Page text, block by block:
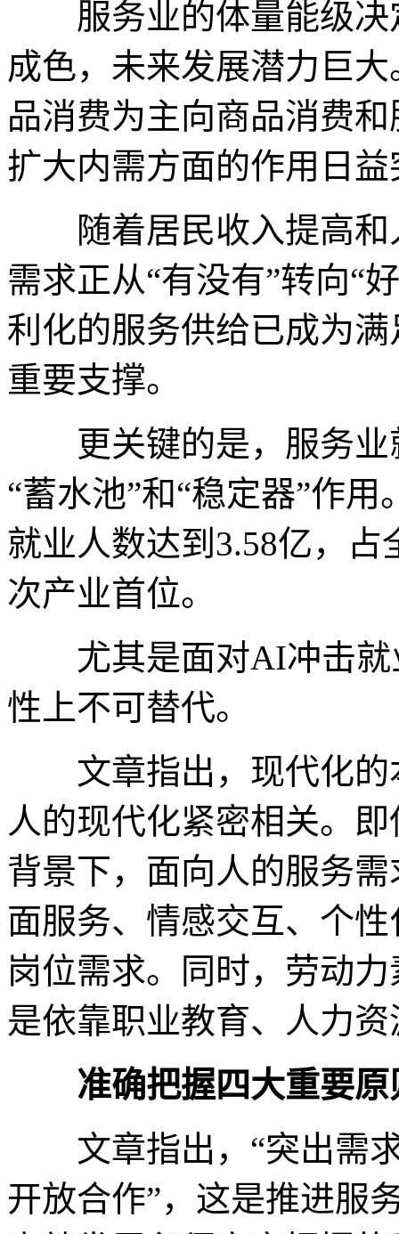
服务业的体量能级决
成色，未来发展潜力巨
品消费为主向商品消费
扩大内需方面的作用日益
随着居民收入提高和
需求正从“有没有”转向“
利化的服务供给已成为
重要支撑。
更关键的是，服务业
“蓄水池”和“稳定器”作
就业人数达到3.58亿，占
次产业首位。
尤其是面对AI冲击就
性上不可替代。
文章指出，现代化的
人的现代化紧密相关。
背景下，面向人的服务
面服务、情感交互、个
岗位需求。同时，劳动
是依靠职业教育、人力
准确把握四大重要原
文章指出，“突出需求
开放合作”，这是推进服